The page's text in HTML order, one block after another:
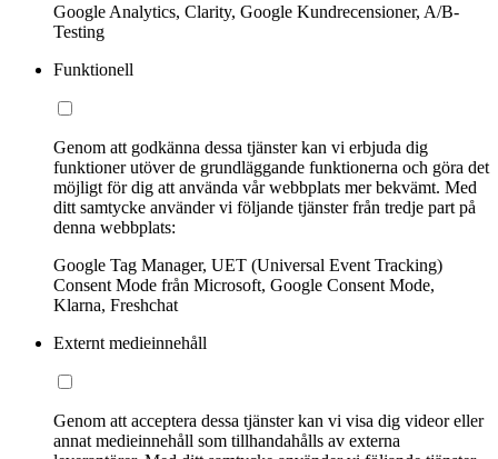
Google Analytics, Clarity, Google Kundrecensioner, A/B-
Testing
Funktionell
Genom att godkänna dessa tjänster kan vi erbjuda dig
funktioner utöver de grundläggande funktionerna och göra det
möjligt för dig att använda vår webbplats mer bekvämt. Med
ditt samtycke använder vi följande tjänster från tredje part på
denna webbplats:
Google Tag Manager, UET (Universal Event Tracking)
Consent Mode från Microsoft, Google Consent Mode,
Klarna, Freshchat
Externt medieinnehåll
Genom att acceptera dessa tjänster kan vi visa dig videor eller
annat medieinnehåll som tillhandahålls av externa